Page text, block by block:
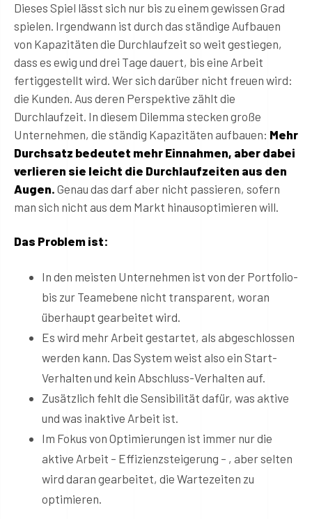
Dieses Spiel lässt sich nur bis zu einem gewissen Grad
spielen. Irgendwann ist durch das ständige Aufbauen
von Kapazitäten die Durchlaufzeit so weit gestiegen,
dass es ewig und drei Tage dauert, bis eine Arbeit
fertiggestellt wird. Wer sich darüber nicht freuen wird:
die Kunden. Aus deren Perspektive zählt die
Durchlaufzeit. In diesem Dilemma stecken große
Unternehmen, die ständig Kapazitäten aufbauen: Mehr
Durchsatz bedeutet mehr Einnahmen, aber dabei
verlieren sie leicht die Durchlaufzeiten aus den
Augen. Genau das darf aber nicht passieren, sofern
man sich nicht aus dem Markt hinausoptimieren will.
Das Problem ist:
In den meisten Unternehmen ist von der Portfolio-
bis zur Teamebene nicht transparent, woran
überhaupt gearbeitet wird.
Es wird mehr Arbeit gestartet, als abgeschlossen
werden kann. Das System weist also ein Start-
Verhalten und kein Abschluss-Verhalten auf.
Zusätzlich fehlt die Sensibilität dafür, was aktive
und was inaktive Arbeit ist.
Im Fokus von Optimierungen ist immer nur die
aktive Arbeit – Effizienzsteigerung – , aber selten
wird daran gearbeitet, die Wartezeiten zu
optimieren.